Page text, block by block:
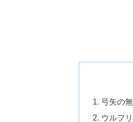
弓矢の
ウルフ